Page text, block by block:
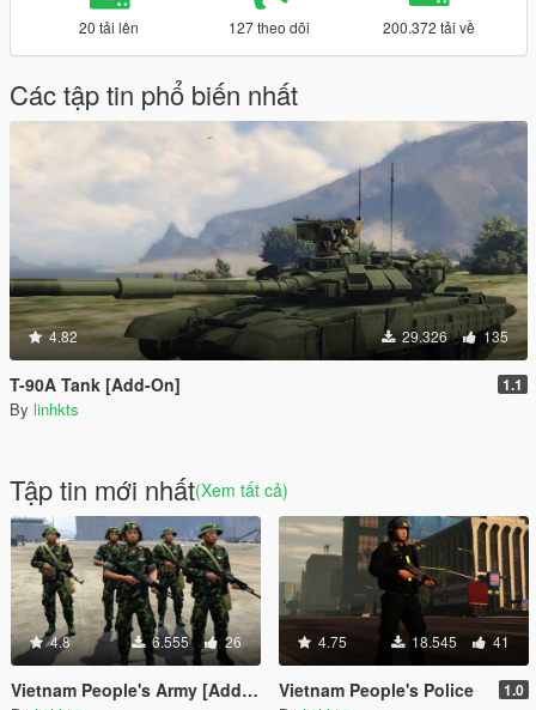
20 tải lên 127 theo dõi 200.372 tải về
Các tập tin phổ biến nhất
4.82 29.326 135
T-90A Tank [Add-On] 1.1
By linhkts
Tập tin mới nhất(Xem tất cả)
4.8 6.555 26
Vietnam People's Army [Add-On Ped]
4.75 18.545 41
Vietnam People's Police 1.0